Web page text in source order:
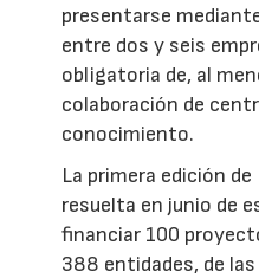
presentarse
entre dos y seis
obligatoria de, al
colaboración de
conocimiento.
La primera edición
resuelta en junio de
financiar 100
388 entidades, de